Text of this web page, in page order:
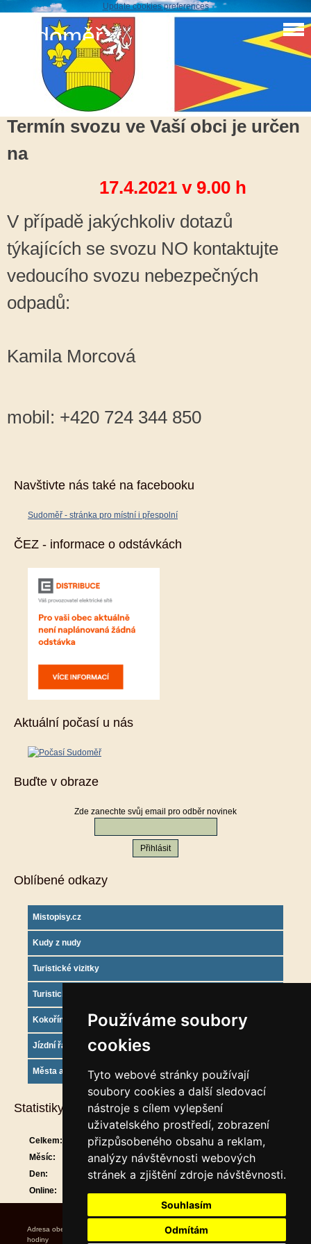
Používáme soubory
cookies
Tyto webové stránky používají
soubory cookies a další sledovací
nástroje s cílem vylepšení
uživatelského prostředí, zobrazení
přizpůsobeného obsahu a reklam,
analýzy návštěvnosti webových
stránek a zjištění zdroje návštěvnosti.
Souhlasím
Odmítám
Update cookies preferences
Sudoměř
Svoz nebezpečného odpadu 17.4.2021
Termín svozu ve Vaší obci je určen
na
17.4.2021 v 9.00 h
V případě jakýchkoliv dotazů
týkajících se svozu NO kontaktujte
vedoucího svozu nebezpečných
odpadů:
Kamila Morcová
mobil: +420 724 344 850
Navštivte nás také na facebooku
Sudoměř - stránka pro místní i přespolní
ČEZ - informace o odstávkách
Aktuální počasí u nás
Buďte v obraze
Zde zanechte svůj email pro odběr novinek
Oblíbené odkazy
Mistopisy.cz
Kudy z nudy
Turistické vizitky
Turistický deník
Kokořínsko info
Jízdní řády
Města a obce
Statistiky
Online:
Celkem:
910637
Měsíc:
29799
Den:
Adresa obecního úřadu Úřední
hodiny Starosta